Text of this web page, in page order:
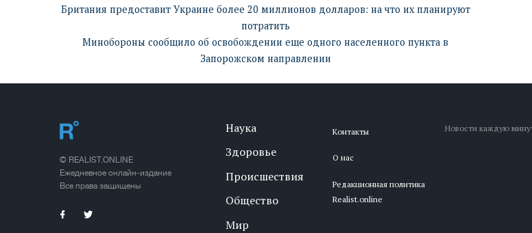
Британия предоставит Украине более 20 миллионов долларов: на что их планируют
потратить
Минобороны сообщило об освобождении еще одного населенного пункта в
Запорожском направлении
© REALIST.ONLINE
Ежедневное онлайн-издание
Все права защищены
Наука
Здоровье
Происшествия
Общество
Мир
Контакты
О нас
Редакционная политика
Realist.online
Новости каждую